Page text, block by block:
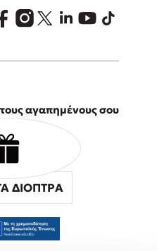
αγαπημένους σου
ΔΙΟΠΤΡΑ